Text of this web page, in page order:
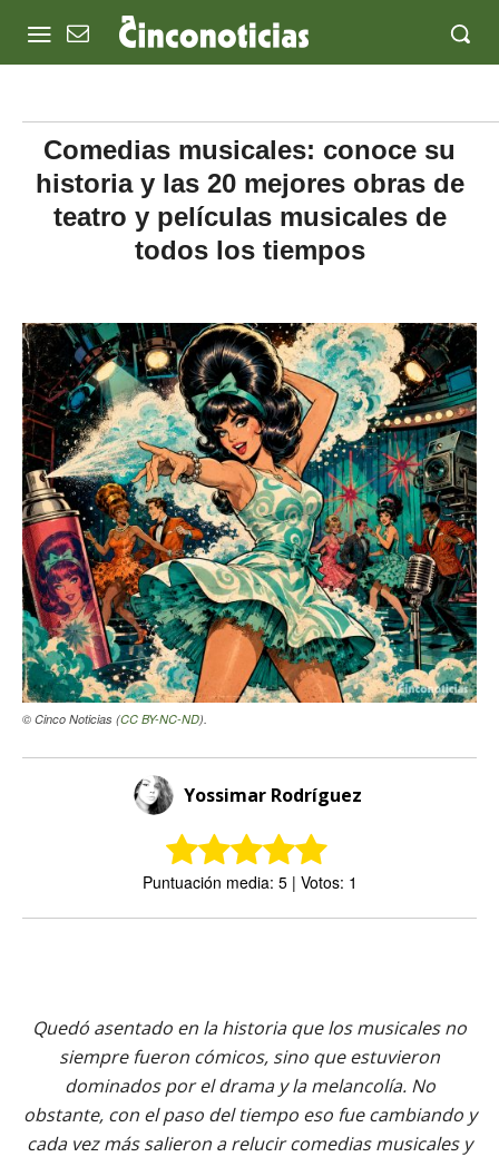
Comedias musicales: conoce su
historia y las 20 mejores obras de
teatro y películas musicales de
todos los tiempos
© Cinco Noticias (CC BY-NC-ND).
Yossimar Rodríguez
Puntuación media: 5 | Votos: 1
Quedó asentado en la historia que los musicales no
siempre fueron cómicos, sino que estuvieron
dominados por el drama y la melancolía. No
obstante, con el paso del tiempo eso fue cambiando y
cada vez más salieron a relucir comedias musicales y